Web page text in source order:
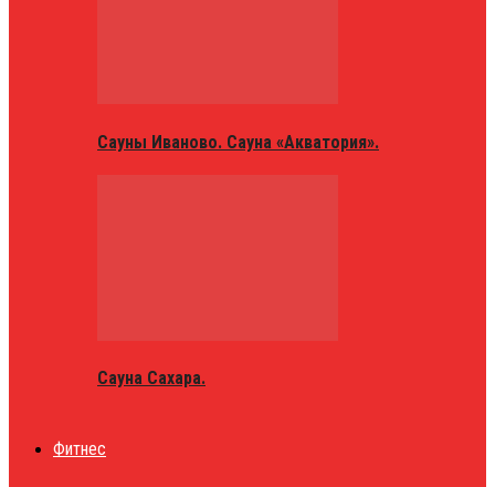
Сауны Иваново. Сауна «Акватория».
Сауна Сахара.
Фитнес